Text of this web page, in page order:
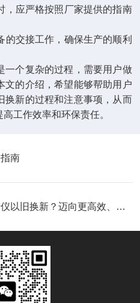
应严格按照厂家提供的指南
交接工作，确保生产的顺利
个复杂的过程，需要用户做
文的介绍，希望能够帮助用户
换新的过程和注意事项，从而
工作效率和环保责任。
南
便携式烟气分析仪以旧换新？迈向更高效、更环保的监测时代